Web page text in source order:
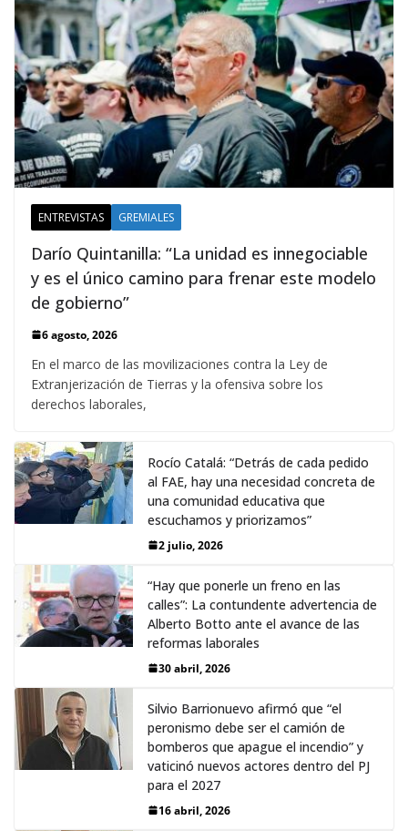
ENTREVISTAS GREMIALES
Darío Quintanilla: “La unidad es innegociable
y es el único camino para frenar este modelo
de gobierno”
6 agosto, 2026
En el marco de las movilizaciones contra la Ley de
Extranjerización de Tierras y la ofensiva sobre los
derechos laborales,
Rocío Catalá: “Detrás de cada pedido
al FAE, hay una necesidad concreta de
una comunidad educativa que
escuchamos y priorizamos”
2 julio, 2026
“Hay que ponerle un freno en las
calles”: La contundente advertencia de
Alberto Botto ante el avance de las
reformas laborales
30 abril, 2026
Silvio Barrionuevo afirmó que “el
peronismo debe ser el camión de
bomberos que apague el incendio” y
vaticinó nuevos actores dentro del PJ
para el 2027
16 abril, 2026